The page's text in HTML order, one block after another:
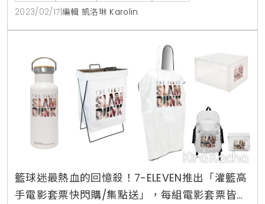
400點+949元、2000點+799元2、熊抱哥存錢筒400
點+1980元3、熊抱哥按摩搥400點+199元、2000點
+149元4、熊抱哥MEA公仔成套7支(含隱藏版)400點
+1999元
2023/02/17 編輯 凱洛琳 Karolin
籃球迷最熱血的回憶殺！7-ELEVEN推出「灌籃高
手電影套票快閃購/集點送」，每組電影套票皆含